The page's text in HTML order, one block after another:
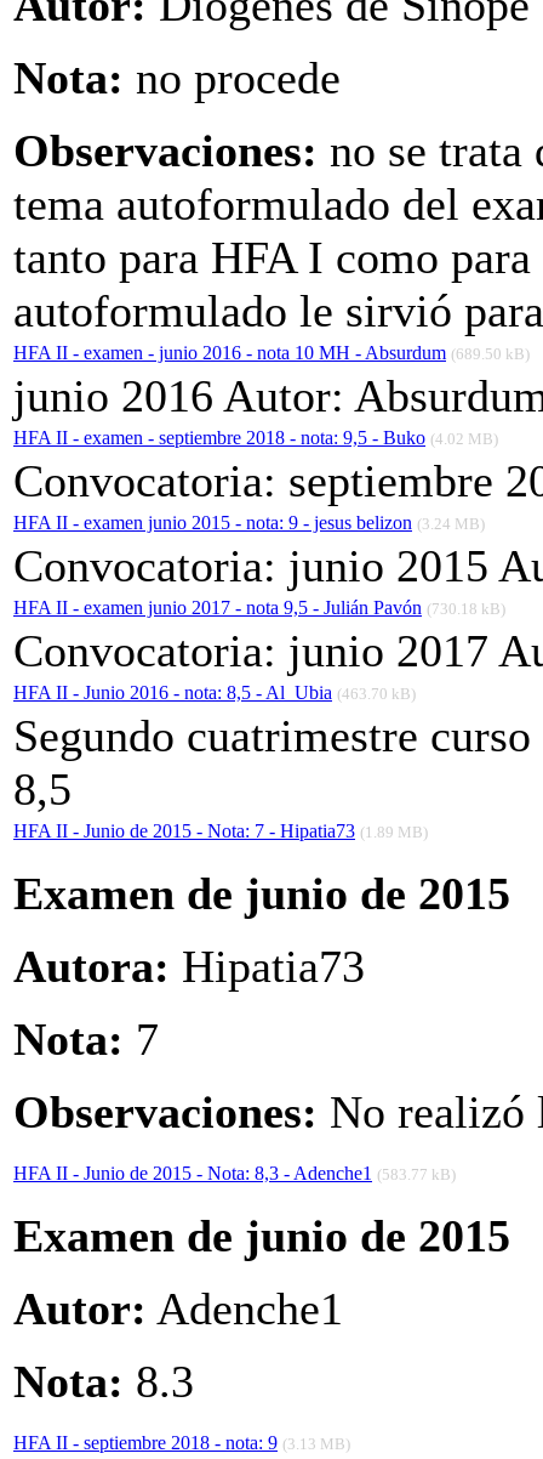
Nota: no procede
Observaciones: no se trata
tema autoformulado del
tanto para HFA I como
autoformulado le sirvió
HFA II - examen - junio 2016 - nota 10 MH - Absurdum (689.50 kB)
junio 2016 Autor:
HFA II - examen - septiembre 2018 - nota: 9,5 - Buko (4.02 MB)
Convocatoria: septiembre
HFA II - examen junio 2015 - nota: 9 - jesus belizon (3.24 MB)
Convocatoria: junio 2015
HFA II - examen junio 2017 - nota 9,5 - Julián Pavón (730.18 kB)
Convocatoria: junio 2017
HFA II - Junio 2016 - nota: 8,5 - Al_Ubia (463.70 kB)
Segundo cuatrimestre
8,5
HFA II - Junio de 2015 - Nota: 7 - Hipatia73 (1.89 MB)
Examen de junio de 2015
Autora: Hipatia73
Nota: 7
Observaciones: No realizó
HFA II - Junio de 2015 - Nota: 8,3 - Adenche1 (583.77 kB)
Examen de junio de 2015
Autor: Adenche1
Nota: 8.3
HFA II - septiembre 2018 - nota: 9 (3.13 MB)